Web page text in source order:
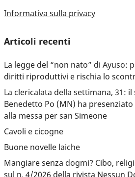
Informativa sulla privacy
Articoli recenti
La legge del “non nato” di Ayuso:
diritti riproduttivi e rischia lo
La clericalata della settimana, 31: il
Benedetto Po (MN) ha
alla messa per san Simeone
Cavoli e cicogne
Buone novelle laiche
Mangiare senza dogmi? Cibo,
sul n. 4/2026 della rivista Nessun